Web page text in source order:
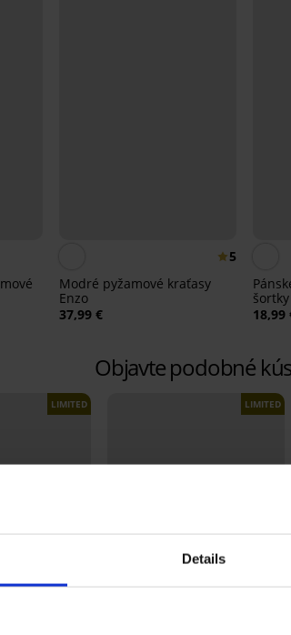
Details
5
Modré pyžamové kraťasy
Enzo
37,99 €
18,99
Objavte podobné
LIMITED LIMITED